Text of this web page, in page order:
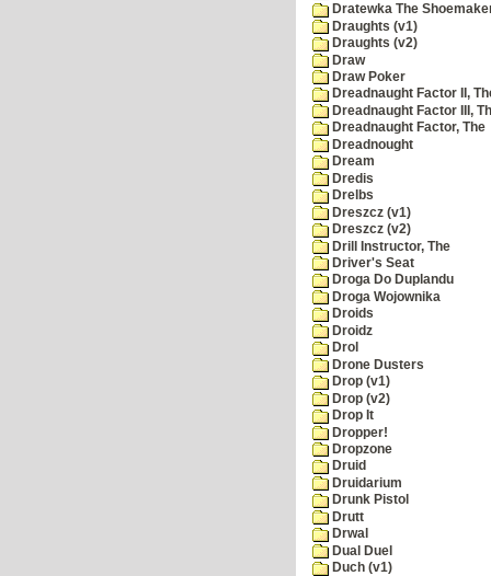
Dratewka The
Draughts (v1)
Draughts (v2)
Draw
Draw Poker
Dreadnaught Factor II,
Dreadnaught Factor III,
Dreadnaught Factor, The
Dreadnought
Dream
Dredis
Drelbs
Dreszcz (v1)
Dreszcz (v2)
Drill Instructor, The
Driver's Seat
Droga Do Duplandu
Droga Wojownika
Droids
Droidz
Drol
Drone Dusters
Drop (v1)
Drop (v2)
Drop It
Dropper!
Dropzone
Druid
Druidarium
Drunk Pistol
Drutt
Drwal
Dual Duel
Duch (v1)